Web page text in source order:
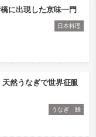
に出現した京味一門
日本料理
天然うなぎで世界征服
うなぎ 鰻